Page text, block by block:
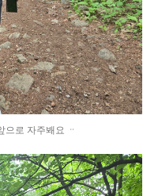
으로 자주봬요 ᆢ